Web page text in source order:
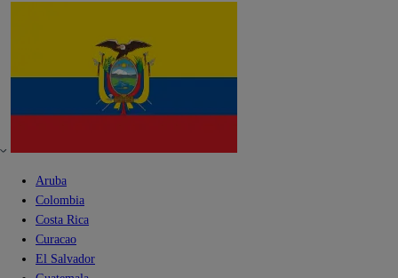
Aruba
Colombia
Costa Rica
Curacao
El Salvador